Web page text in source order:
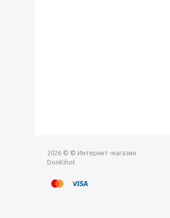
2026 © © Интернет-магазин
DonKihot